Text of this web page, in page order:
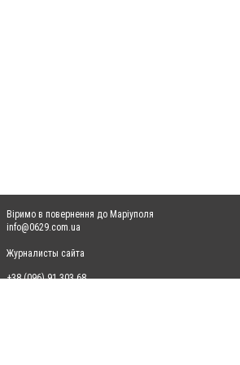
Віримо в повернення до Маріуполя
info@0629.com.ua
Журналисты сайта
+38 (096) 91 303 68